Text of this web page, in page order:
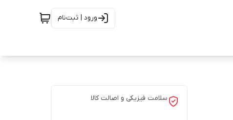
ورود | ثبت‌نام
سلامت فیزیکی و اصالت کالا